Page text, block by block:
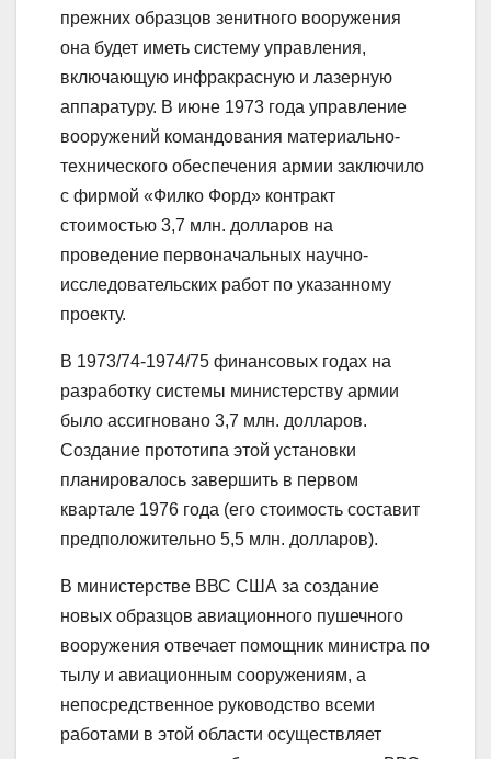
прежних образцов зенитного вооружения
она будет иметь систему управления,
включающую инфракрасную и лазерную
аппаратуру. В июне 1973 года управление
вооружений командования материально-
технического обеспечения армии заключило
с фирмой «Филко Форд» контракт
стоимостью 3,7 млн. долларов на
проведение первоначальных научно-
исследовательских работ по указанному
проекту.
В 1973/74-1974/75 финансовых годах на
разработку системы министерству армии
было ассигновано 3,7 млн. долларов.
Создание прототипа этой установки
планировалось завершить в первом
квартале 1976 года (его стоимость составит
предположительно 5,5 млн. долларов).
В министерстве ВВС США за создание
новых образцов авиационного пушечного
вооружения отвечает помощник министра по
тылу и авиационным сооружениям, а
непосредственное руководство всеми
работами в этой области осуществляет